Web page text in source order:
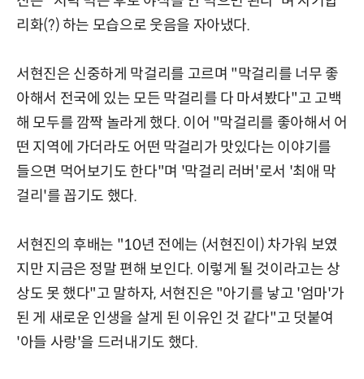
리화(?) 하는 모습으로 웃음을 자아냈다.
서현진은 신중하게 막걸리를 고르며 "막걸리를 너무 좋
아해서 전국에 있는 모든 막걸리를 다 마셔봤다"고 고백
해 모두를 깜짝 놀라게 했다. 이어 "막걸리를 좋아해서 어
떤 지역에 가더라도 어떤 막걸리가 맛있다는 이야기를
들으면 먹어보기도 한다"며 '막걸리 러버'로서 '최애 막
걸리'를 꼽기도 했다.
서현진의 후배는 "10년 전에는 (서현진이) 차가워 보였
지만 지금은 정말 편해 보인다. 이렇게 될 것이라고는 상
상도 못 했다"고 말하자, 서현진은 "아기를 낳고 '엄마'가
된 게 새로운 인생을 살게 된 이유인 것 같다"고 덧붙여
'아들 사랑'을 드러내기도 했다.